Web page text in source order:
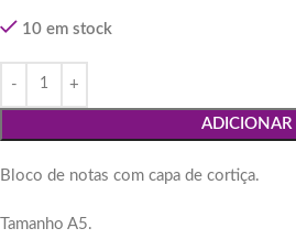
10 em stock
ADICIONAR
Bloco de notas com capa de cortiça.
Tamanho A5.